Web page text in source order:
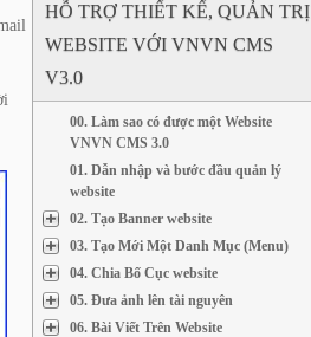
HỖ TRỢ THIẾT KẾ, QUẢN TRỊ
WEBSITE VỚI VNVN CMS
V3.0
00. Làm sao có được một Website
VNVN CMS 3.0
01. Dẫn nhập và bước đầu quản lý
website
02. Tạo Banner website
03. Tạo Mới Một Danh Mục (Menu)
04. Chia Bố Cục website
05. Đưa ảnh lên tài nguyên
06. Bài Viết Trên Website